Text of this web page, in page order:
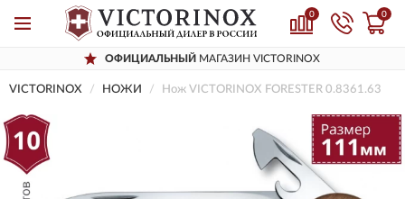
0 0
ОФИЦИАЛЬНЫЙМАГАЗИН VICTORINOX
VICTORINOX НОЖИ Нож VICTORINOX FORESTER 0.8361.63